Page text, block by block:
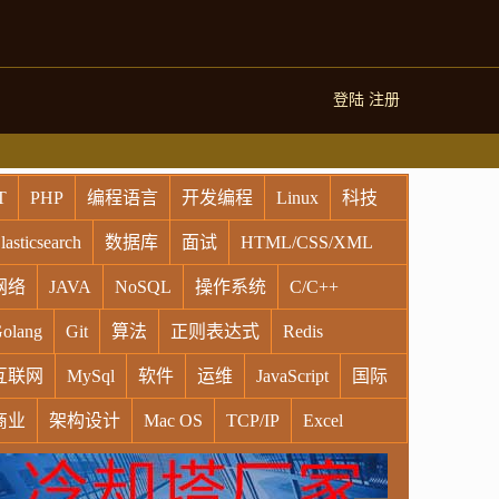
登陆 注册
PHP 编程语言 开发编程 Linux 科技
数据库 面试 HTML/CSS/XML
络 JAVA NoSQL 操作系统 C/C++
Git 算法 正则表达式 Redis
联网 MySql 软件 运维 JavaScript 国际
业 架构设计 Mac OS TCP/IP Excel
Oracle Socket VR Vim